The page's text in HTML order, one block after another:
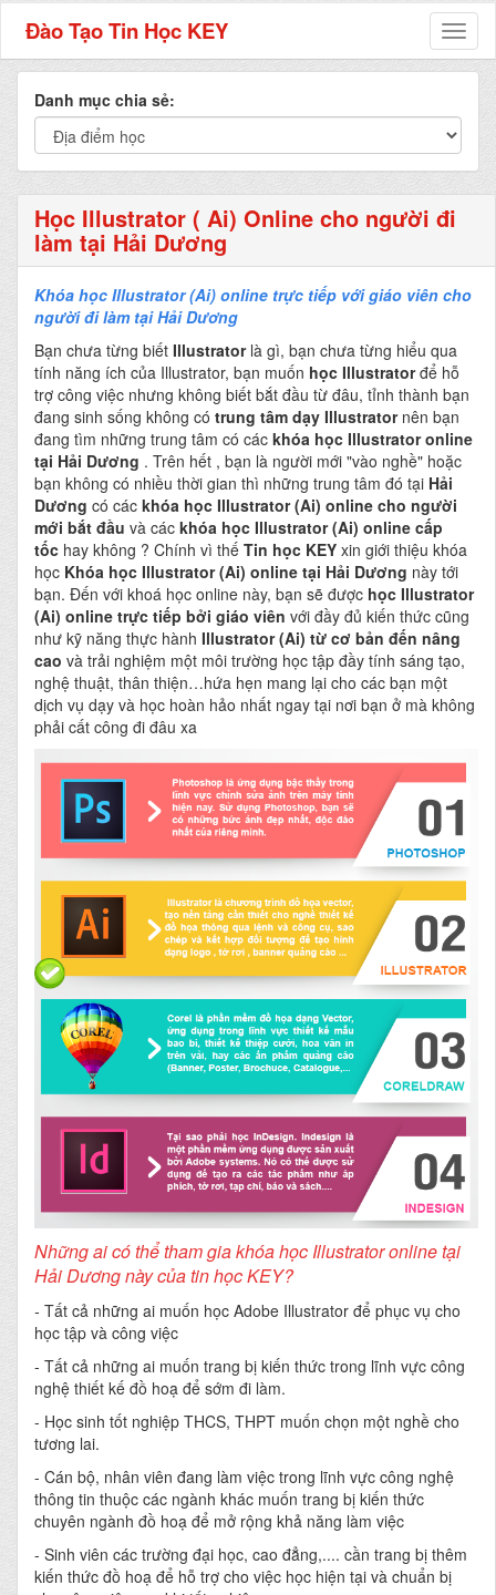
Đào Tạo Tin Học KEY
Danh mục chia sẻ:
Học Illustrator ( Ai) Online cho người đi
làm tại Hải Dương
Khóa học Illustrator (Ai) online trực tiếp với giáo viên cho
người đi làm tạiHải Dương
Bạn chưa từng biết Illustratorlà gì, bạn chưa từng hiểu qua
tính năng ích của Illustrator, bạn muốn học Illustratorđể hỗ
trợ công việc nhưng không biết bắt đầu từ đâu, tỉnh thành bạn
đang sinh sống không có trung tâm dạy Illustrator nên bạn
đang tìm những trung tâm có các khóa học Illustrator online
tại Hải Dương . Trên hết , bạn là người mới "vào nghề" hoặc
bạn không có nhiều thời gian thì những trung tâm đó tại Hải
Dương có các khóa học Illustrator (Ai) online cho người
mới bắt đầu và các khóa học Illustrator (Ai) online cấp
tốc hay không ? Chính vì thế Tin học KEY xin giới thiệu khóa
học Khóa học Illustrator (Ai) online tại Hải Dương này tới
bạn. Đến với khoá học online này, bạn sẽ được học Illustrator
(Ai) online trực tiếp bởi giáo viên với đầy đủ kiến thức cũng
như kỹ năng thực hành Illustrator (Ai) từ cơ bản đến nâng
cao và trải nghiệm một môi trường học tập đầy tính sáng tạo,
nghệ thuật, thân thiện…hứa hẹn mang lại cho các bạn một
dịch vụ dạy và học hoàn hảo nhất ngay tại nơi bạn ở mà không
phải cất công đi đâu xa
Những ai có thể tham gia khóa học Illustrator online tại
Hải Dươngnày của tin học KEY?
- Tất cả những ai muốn học Adobe Illustrator để phục vụ cho
học tập và công việc
- Tất cả những ai muốn trang bị kiến thức trong lĩnh vực công
nghệ thiết kế đồ hoạ để sớm đi làm.
- Học sinh tốt nghiệp THCS, THPT muốn chọn một nghề cho
tương lai.
- Cán bộ, nhân viên đang làm việc trong lĩnh vực công nghệ
thông tin thuộc các ngành khác muốn trang bị kiến thức
chuyên ngành đồ hoạ để mở rộng khả năng làm việc
- Sinh viên các trường đại học, cao đẳng,.... cần trang bị thêm
kiến thức đồ hoạ để hỗ trợ cho việc học hiện tại và chuẩn bị